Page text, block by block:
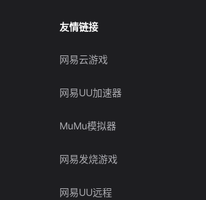
友情链接
网易云游戏
网易UU加速器
MuMu模拟器
网易发烧游戏
网易UU远程